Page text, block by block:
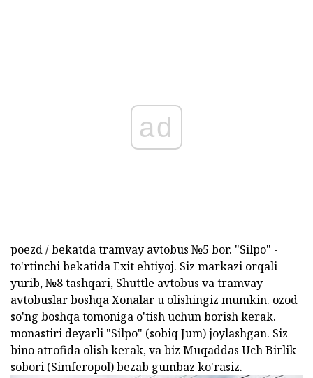
ad
poezd / bekatda tramvay avtobus №5 bor. "Silpo" -
to'rtinchi bekatida Exit ehtiyoj. Siz markazi orqali
yurib, №8 tashqari, Shuttle avtobus va tramvay
avtobuslar boshqa Xonalar u olishingiz mumkin. ozod
so'ng boshqa tomoniga o'tish uchun borish kerak.
monastiri deyarli "Silpo" (sobiq Jum) joylashgan. Siz
bino atrofida olish kerak, va biz Muqaddas Uch Birlik
sobori (Simferopol) bezab gumbaz ko'rasiz.